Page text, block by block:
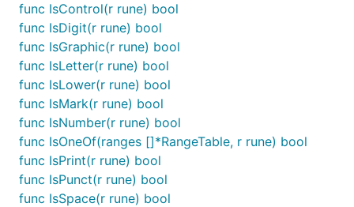
func IsControl(r rune) bool
func IsDigit(r rune) bool
func IsGraphic(r rune) bool
func IsLetter(r rune) bool
func IsLower(r rune) bool
func IsMark(r rune) bool
func IsNumber(r rune) bool
func IsOneOf(ranges []*RangeTable, r rune) bool
func IsPrint(r rune) bool
func IsPunct(r rune) bool
func IsSpace(r rune) bool